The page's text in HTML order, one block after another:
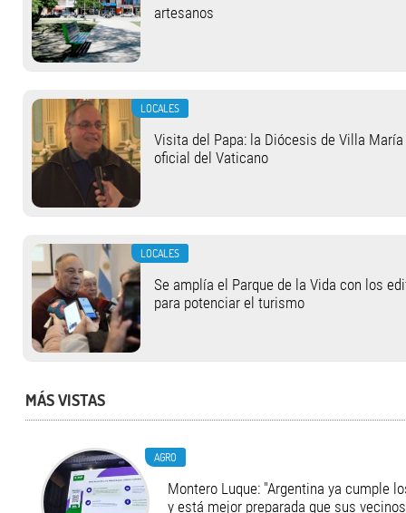
artesanos
LOCALES
Visita del Papa: la Diócesis de Villa
oficial del Vaticano
LOCALES
Se amplía el Parque de la Vida con los
para potenciar el turismo
MÁS VISTAS
AGRO
Montero Luque: "Argentina ya cumple
y está mejor preparada que sus